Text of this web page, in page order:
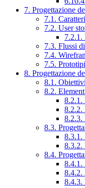
7. Progettazione
7.1.
7.2. User
7.2.1.
7.3. Flussi
7.4.
7.5.
8. Progettazione
8.1.
8.2.
8.2.1.
8.2.2.
8.2.3.
8.3.
8.3.1.
8.3.2.
8.4.
8.4.1.
8.4.2.
8.4.3.